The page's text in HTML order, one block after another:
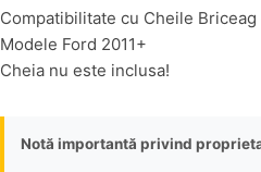
Compatibilitate cu Cheile
Modele Ford 2011+
Cheia nu este inclusa!
Notă importantă privind